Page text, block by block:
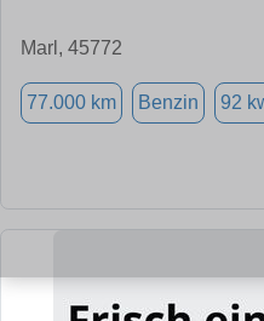
Marl, 45772
77.000 km Benzin 92